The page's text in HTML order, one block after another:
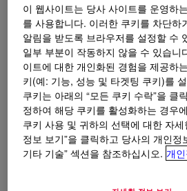
무엇입니까 VE SPECFLEX™
Systems B?
이 웹사이트는 당사 사이트를 운영하
를 사용합니다. 이러한 쿠키를 차단하
알림을 받도록 브라우저를 설정할 수
일부 부분이 작동하지 않을 수 있습니
이트에 대한 개인화된 경험을 제공하
키(예: 기능, 성능 및 타겟팅 쿠키)를
쿠키는 아래의 “모든 쿠키 수락”을 클
정하여 해당 쿠키를 활성화하는 경우
쿠키 사용 및 귀하의 선택에 대한 자
정보 보기”을 클릭하고 당사의 개인정
기타 기술” 섹션을 참조하십시오. 개